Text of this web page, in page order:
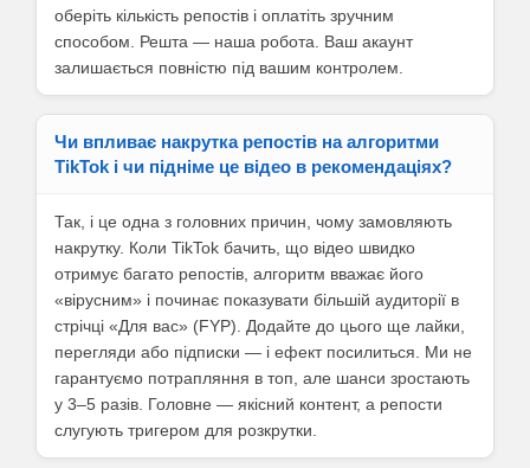
оберіть кількість репостів і оплатіть зручним
способом. Решта — наша робота. Ваш акаунт
залишається повністю під вашим контролем.
Чи впливає накрутка репостів на алгоритми
TikTok і чи підніме це відео в рекомендаціях?
Так, і це одна з головних причин, чому замовляють
накрутку. Коли TikTok бачить, що відео швидко
отримує багато репостів, алгоритм вважає його
«вірусним» і починає показувати більшій аудиторії в
стрічці «Для вас» (FYP). Додайте до цього ще лайки,
перегляди або підписки — і ефект посилиться. Ми не
гарантуємо потрапляння в топ, але шанси зростають
у 3–5 разів. Головне — якісний контент, а репости
слугують тригером для розкрутки.